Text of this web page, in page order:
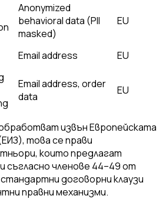
Anonymized
behavioral data (PII
masked)
EU
Email address EU
Email address, order
data
EU
извън Европейската
това се прави
които предлагат
съгласно членове 44–49 от
договорни клаузи
правни механизми.